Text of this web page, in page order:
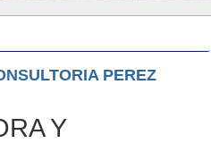
PEREZ
Y